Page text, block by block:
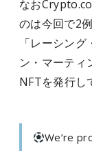
なお
のは今回で2
「レーシン
ン・マーティ
NFTを発行し
We’re